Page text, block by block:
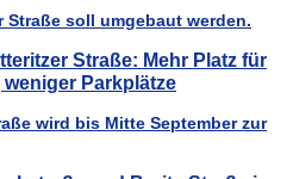
Straße: Mehr Platz für
Parkplätze